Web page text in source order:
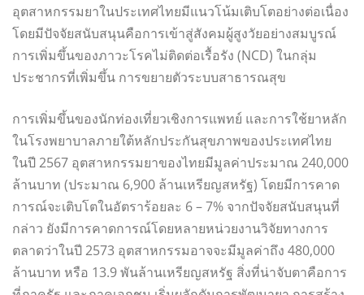
อุตสาหกรรมยาในประเทศไทยมีแนวโน้มเติบโตอย่างต่อเนื่อง
โดยมีปัจจัยสนับสนุนคือการเข้าสู่สังคมผู้สูงวัยอย่างสมบูรณ์
การเพิ่มขึ้นของภาวะโรคไม่ติดต่อเรื้อรัง (NCD) ในกลุ่ม
ประชากรที่เพิ่มขึ้น การขยายตัวระบบสาธารณสุข
การเพิ่มขึ้นของนักท่องเที่ยวเชิงการแพทย์ และการใช้ยาหลัก
ในโรงพยาบาลภายใต้หลักประกันสุขภาพของประเทศไทย
ในปี 2567 อุตสาหกรรมยาของไทยมีมูลค่าประมาณ 240,000
ล้านบาท (ประมาณ 6,900 ล้านเหรียญสหรัฐ) โดยมีการคาด
การณ์จะเติบโตในอัตราร้อยละ 6 – 7% จากปัจจัยสนับสนุนที่
กล่าว ยังมีการคาดการณ์โดยหลายหน่วยงานวิจัยทางการ
ตลาดว่าในปี 2573 อุตสาหกรรมอาจจะมีมูลค่าถึง 480,000
ล้านบาท หรือ 13.9 พันล้านเหรียญสหรัฐ สิ่งที่น่าจับตาคือการ